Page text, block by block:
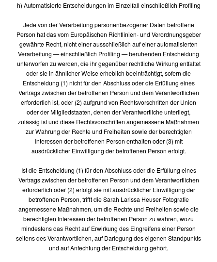
h) Automatisierte Entscheidungen im Einzelfall einschließlich Profiling
Jede von der Verarbeitung personenbezogener Daten betroffene
Person hat das vom Europäischen Richtlinien- und Verordnungsgeber
gewährte Recht, nicht einer ausschließlich auf einer automatisierten
Verarbeitung — einschließlich Profiling — beruhenden Entscheidung
unterworfen zu werden, die ihr gegenüber rechtliche Wirkung entfaltet
oder sie in ähnlicher Weise erheblich beeinträchtigt, sofern die
Entscheidung (1) nicht für den Abschluss oder die Erfüllung eines
Vertrags zwischen der betroffenen Person und dem Verantwortlichen
erforderlich ist, oder (2) aufgrund von Rechtsvorschriften der Union
oder der Mitgliedstaaten, denen der Verantwortliche unterliegt,
zulässig ist und diese Rechtsvorschriften angemessene Maßnahmen
zur Wahrung der Rechte und Freiheiten sowie der berechtigten
Interessen der betroffenen Person enthalten oder (3) mit
ausdrücklicher Einwilligung der betroffenen Person erfolgt.
Ist die Entscheidung (1) für den Abschluss oder die Erfüllung eines
Vertrags zwischen der betroffenen Person und dem Verantwortlichen
erforderlich oder (2) erfolgt sie mit ausdrücklicher Einwilligung der
betroffenen Person, trifft die Sarah Larissa Heuser Fotografie
angemessene Maßnahmen, um die Rechte und Freiheiten sowie die
berechtigten Interessen der betroffenen Person zu wahren, wozu
mindestens das Recht auf Erwirkung des Eingreifens einer Person
seitens des Verantwortlichen, auf Darlegung des eigenen Standpunkts
und auf Anfechtung der Entscheidung gehört.